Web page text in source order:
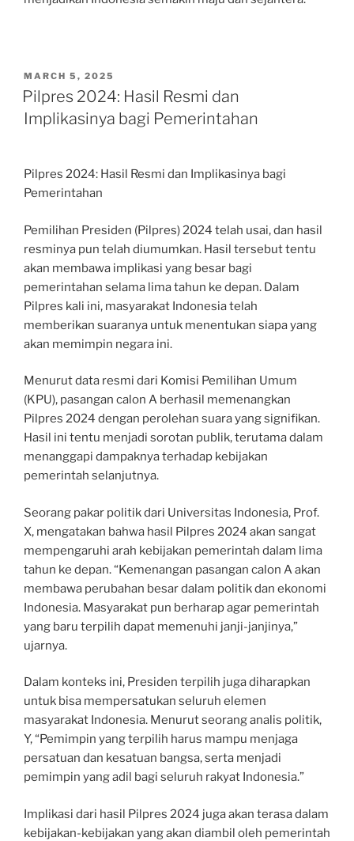
POSTED
ON
MARCH 5, 2025
Pilpres 2024: Hasil Resmi dan
Implikasinya bagi Pemerintahan
Pilpres 2024: Hasil Resmi dan Implikasinya bagi
Pemerintahan
Pemilihan Presiden (Pilpres) 2024 telah usai, dan hasil
resminya pun telah diumumkan. Hasil tersebut tentu
akan membawa implikasi yang besar bagi
pemerintahan selama lima tahun ke depan. Dalam
Pilpres kali ini, masyarakat Indonesia telah
memberikan suaranya untuk menentukan siapa yang
akan memimpin negara ini.
Menurut data resmi dari Komisi Pemilihan Umum
(KPU), pasangan calon A berhasil memenangkan
Pilpres 2024 dengan perolehan suara yang signifikan.
Hasil ini tentu menjadi sorotan publik, terutama dalam
menanggapi dampaknya terhadap kebijakan
pemerintah selanjutnya.
Seorang pakar politik dari Universitas Indonesia, Prof.
X, mengatakan bahwa hasil Pilpres 2024 akan sangat
mempengaruhi arah kebijakan pemerintah dalam lima
tahun ke depan. “Kemenangan pasangan calon A akan
membawa perubahan besar dalam politik dan ekonomi
Indonesia. Masyarakat pun berharap agar pemerintah
yang baru terpilih dapat memenuhi janji-janjinya,”
ujarnya.
Dalam konteks ini, Presiden terpilih juga diharapkan
untuk bisa mempersatukan seluruh elemen
masyarakat Indonesia. Menurut seorang analis politik,
Y, “Pemimpin yang terpilih harus mampu menjaga
persatuan dan kesatuan bangsa, serta menjadi
pemimpin yang adil bagi seluruh rakyat Indonesia.”
Implikasi dari hasil Pilpres 2024 juga akan terasa dalam
kebijakan-kebijakan yang akan diambil oleh pemerintah